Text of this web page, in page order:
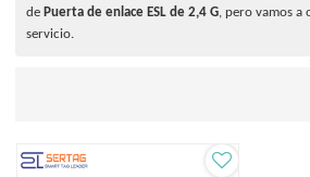
de Puerta de enlace ESL de 2,4 G, pero vamos a
servicio.